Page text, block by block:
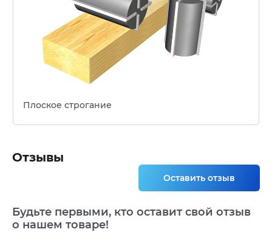
Плоское строгание
Отзывы
Оставить отзыв
Будьте первыми, кто оставит свой отзыв
о нашем товаре!